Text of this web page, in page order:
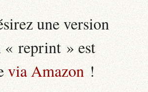
une version
« reprint » est
via Amazon !